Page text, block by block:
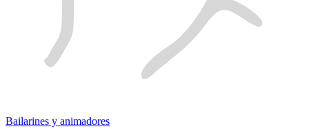
Bailarines y animadores